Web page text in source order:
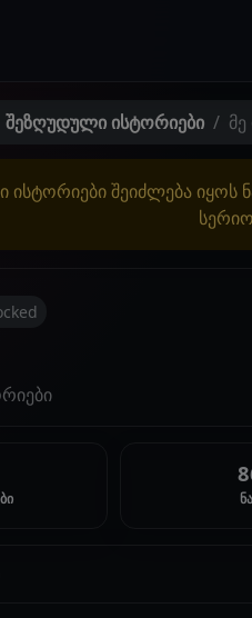
შეზღუდული ისტორიები
ისტორიები შეიძლება